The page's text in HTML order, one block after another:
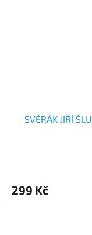
SVĚRÁK JIŘÍ
299 Kč